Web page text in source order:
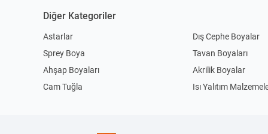
Diğer Kategoriler
Astarlar Dış Cephe Boyalar
Sprey Boya
Tavan Boyaları
Ahşap Boyaları
Akrilik Boyalar
Cam Tuğla
Isı Yalıtım